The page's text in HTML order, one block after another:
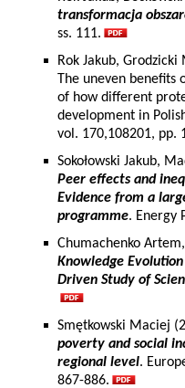
transformacja
ss. 111.
Rok Jakub,
The uneven benefits
of how different
development in
vol. 170,108201, pp.
Sokołowski Jakub,
Peer effects and
Evidence from a
programme. Energy
Chumachenko
Knowledge
Driven Study of
Smętkowski Maciej
poverty and social
regional level.
867-886.